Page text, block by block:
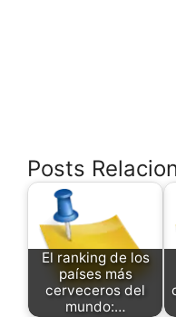
Posts
El ranking de los
países más
cerveceros del
mundo:…